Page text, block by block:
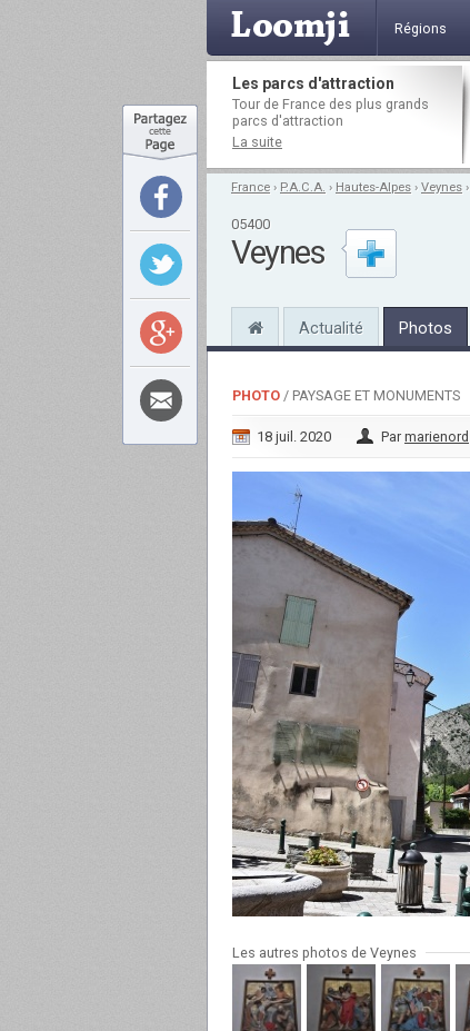
Régions
Les parcs d'attraction
Tour de France des plus grands
parcs d'attraction
La suite
France › P.A.C.A. › Hautes-Alpes › Veynes ›
05400
Veynes
Actualité Photos
PHOTO / PAYSAGE ET MONUMENTS
18 juil. 2020 Par marienord
Les autres photos de Veynes